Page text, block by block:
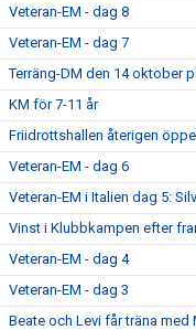
Veteran-EM - dag 8
Veteran-EM - dag 7
Terräng-DM den 14 oktober
KM för 7-11 år
Friidrottshallen återigen
Veteran-EM - dag 6
Veteran-EM i Italien dag 5:
Vinst i Klubbkampen efter
Veteran-EM - dag 4
Veteran-EM - dag 3
Beate och Levi får träna med